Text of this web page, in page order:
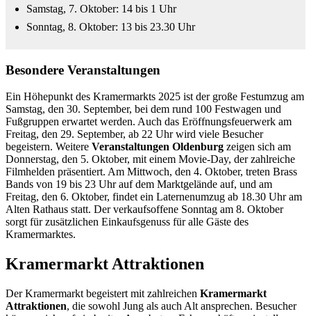
Samstag, 7. Oktober: 14 bis 1 Uhr
Sonntag, 8. Oktober: 13 bis 23.30 Uhr
Besondere Veranstaltungen
Ein Höhepunkt des Kramermarkts 2025 ist der große Festumzug am
Samstag, den 30. September, bei dem rund 100 Festwagen und
Fußgruppen erwartet werden. Auch das Eröffnungsfeuerwerk am
Freitag, den 29. September, ab 22 Uhr wird viele Besucher
begeistern. Weitere Veranstaltungen Oldenburg zeigen sich am
Donnerstag, den 5. Oktober, mit einem Movie-Day, der zahlreiche
Filmhelden präsentiert. Am Mittwoch, den 4. Oktober, treten Brass
Bands von 19 bis 23 Uhr auf dem Marktgelände auf, und am
Freitag, den 6. Oktober, findet ein Laternenumzug ab 18.30 Uhr am
Alten Rathaus statt. Der verkaufsoffene Sonntag am 8. Oktober
sorgt für zusätzlichen Einkaufsgenuss für alle Gäste des
Kramermarktes.
Kramermarkt Attraktionen
Der Kramermarkt begeistert mit zahlreichen Kramermarkt
Attraktionen, die sowohl Jung als auch Alt ansprechen. Besucher